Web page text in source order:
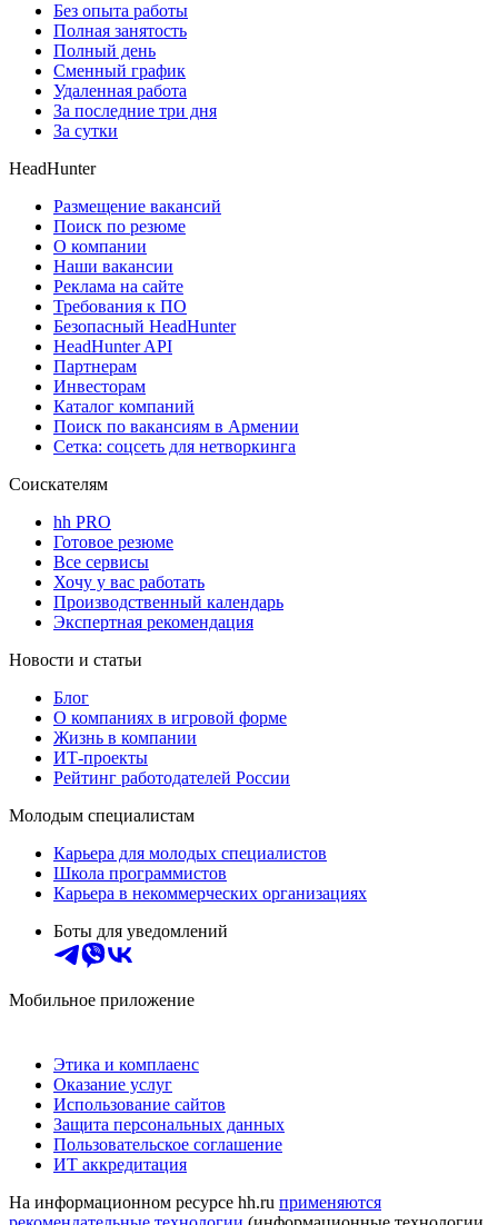
Без опыта работы
Полная занятость
Полный день
Сменный график
Удаленная работа
За последние три дня
За сутки
HeadHunter
Размещение вакансий
Поиск по резюме
О компании
Наши вакансии
Реклама на сайте
Требования к ПО
Безопасный HeadHunter
HeadHunter API
Партнерам
Инвесторам
Каталог компаний
Поиск по вакансиям в Армении
Сетка: соцсеть для нетворкинга
Соискателям
hh PRO
Готовое резюме
Все сервисы
Хочу у вас работать
Производственный календарь
Экспертная рекомендация
Новости и статьи
Блог
О компаниях в игровой форме
Жизнь в компании
ИТ-проекты
Рейтинг работодателей России
Молодым специалистам
Карьера для молодых специалистов
Школа программистов
Карьера в некоммерческих организациях
Боты для уведомлений
Мобильное приложение
Этика и комплаенс
Оказание услуг
Использование сайтов
Защита персональных данных
Пользовательское соглашение
ИТ аккредитация
На информационном ресурсе hh.ru применяются